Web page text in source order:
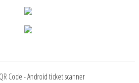
QR Code - Android ticket scanner